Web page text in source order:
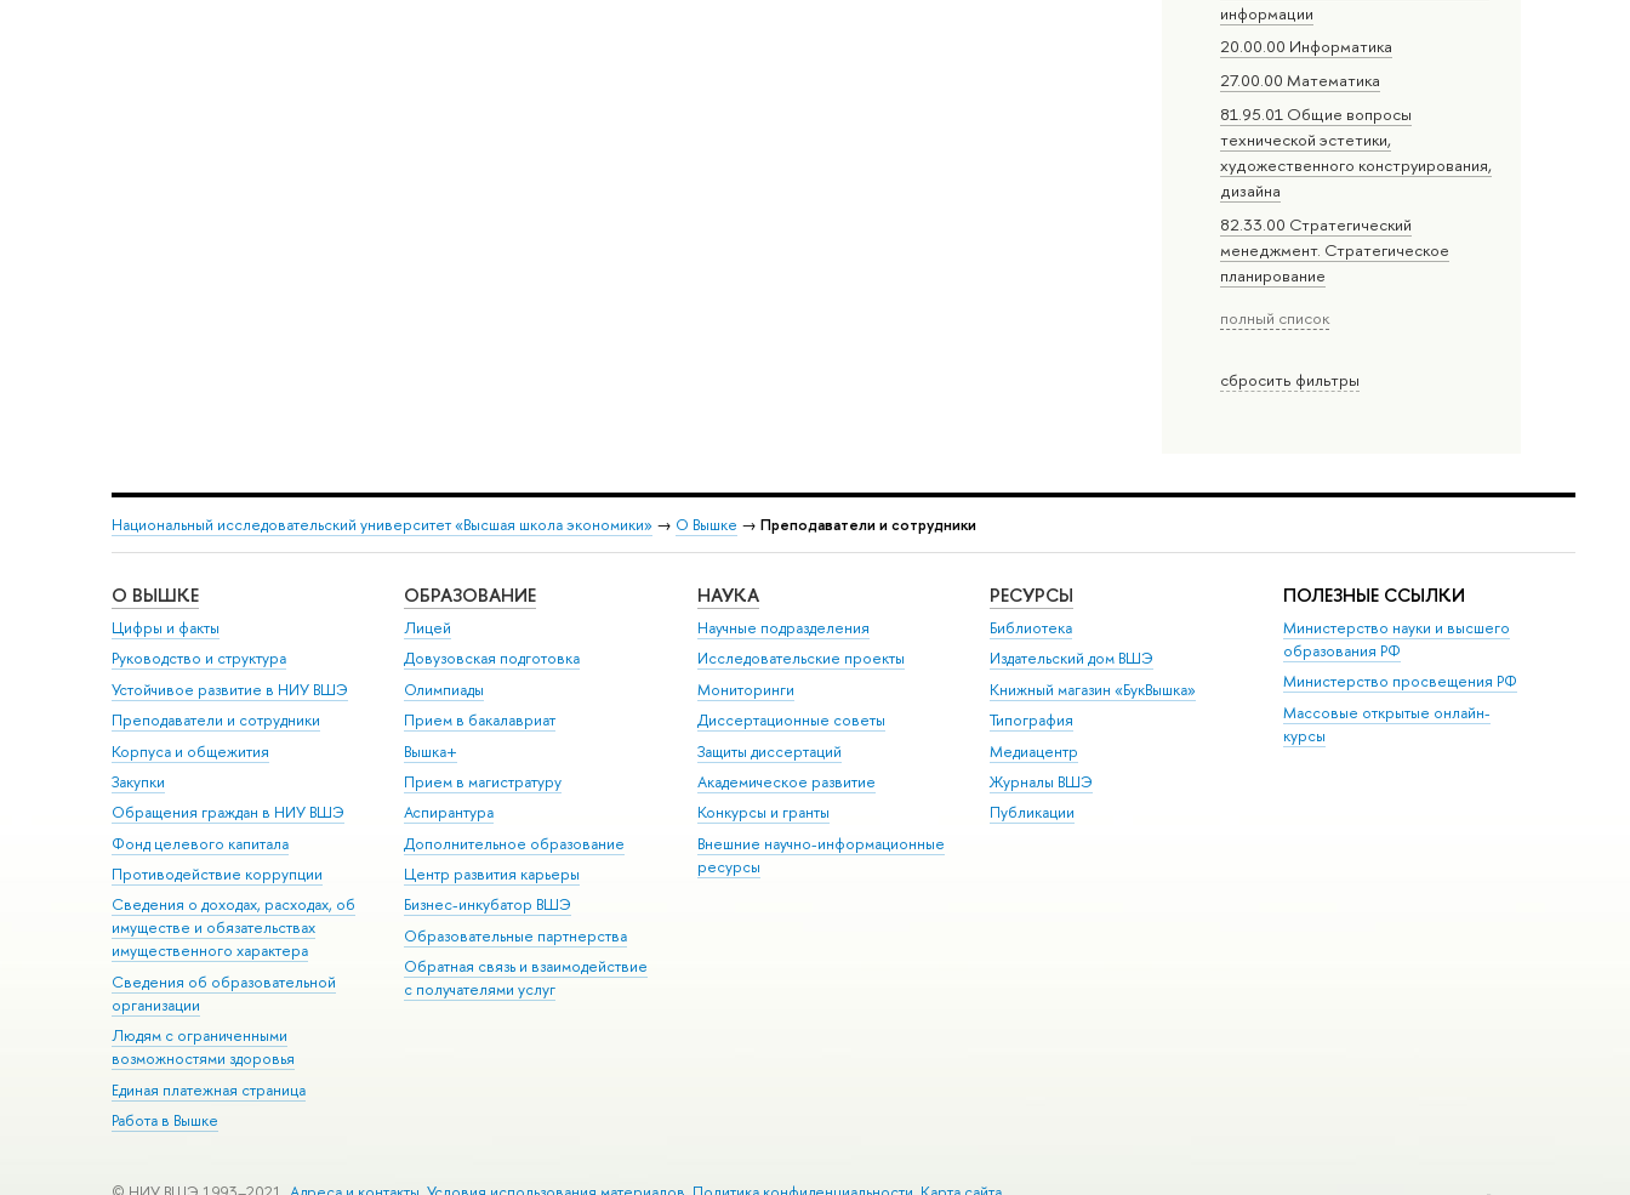
информации
20.00.00 Информатика
27.00.00 Математика
81.95.01 Общие вопросы
технической эстетики,
художественного конструирования,
дизайна
82.33.00 Стратегический
менеджмент. Стратегическое
планирование
полный список
сбросить фильтры
Национальный исследовательский университет «Высшая школа экономики» → О Вышке → Преподаватели и сотрудники
О ВЫШКЕ
Цифры и факты
Руководство и структура
Устойчивое развитие в НИУ ВШЭ
Преподаватели и сотрудники
Корпуса и общежития
Закупки
Обращения граждан в НИУ ВШЭ
Фонд целевого капитала
Противодействие коррупции
Сведения о доходах, расходах, об
имуществе и обязательствах
имущественного характера
Сведения об образовательной
организации
Людям с ограниченными
возможностями здоровья
Единая платежная страница
Работа в Вышке
ОБРАЗОВАНИЕ
Лицей
Довузовская подготовка
Олимпиады
Прием в бакалавриат
Вышка+
Прием в магистратуру
Аспирантура
Дополнительное образование
Центр развития карьеры
Бизнес-инкубатор ВШЭ
Образовательные партнерства
Обратная связь и взаимодействие
с получателями услуг
НАУКА
Научные подразделения
Исследовательские проекты
Мониторинги
Диссертационные советы
Защиты диссертаций
Академическое развитие
Конкурсы и гранты
Внешние научно-информационные
ресурсы
РЕСУРСЫ
Библиотека
Издательский дом ВШЭ
Книжный магазин «БукВышка»
Типография
Медиацентр
Журналы ВШЭ
Публикации
ПОЛЕЗНЫЕ ССЫЛКИ
Министерство науки и высшего
образования РФ
Министерство просвещения РФ
Массовые открытые онлайн-
курсы